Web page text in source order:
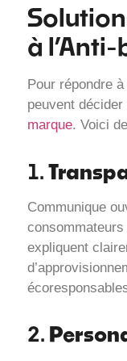
à
Pour répondre
peuvent décider
marque. Voici
1.
Communique
expliquent
2.